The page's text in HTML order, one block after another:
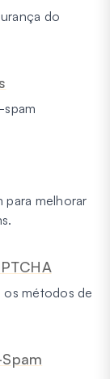
do
spam
para melhorar
os métodos de